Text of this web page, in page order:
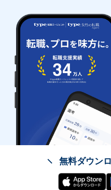
無料ダウン